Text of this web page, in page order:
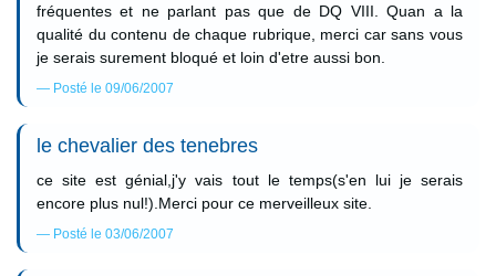
fréquentes et ne parlant pas que de DQ VIII. Quan a la
qualité du contenu de chaque rubrique, merci car sans vous
je serais surement bloqué et loin d'etre aussi bon.
Posté le 09/06/2007
le chevalier des tenebres
ce site est génial,j'y vais tout le temps(s'en lui je serais
encore plus nul!).Merci pour ce merveilleux site.
Posté le 03/06/2007